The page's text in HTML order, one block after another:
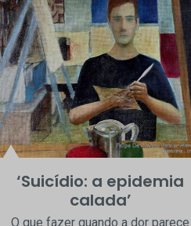
‘Suicídio: a epidemia
calada’
O que fazer quando a dor parece